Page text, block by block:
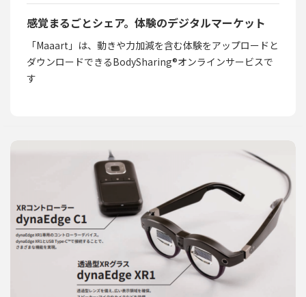
感覚まるごとシェア。体験のデジタルマーケット
「Maaart」は、動きや力加減を含む体験をアップロードと
ダウンロードできるBodySharing®オンラインサービスで
す